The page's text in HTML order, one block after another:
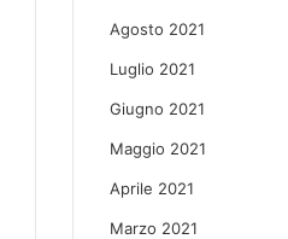
Agosto 2021
Luglio 2021
Giugno 2021
Maggio 2021
Aprile 2021
Marzo 2021